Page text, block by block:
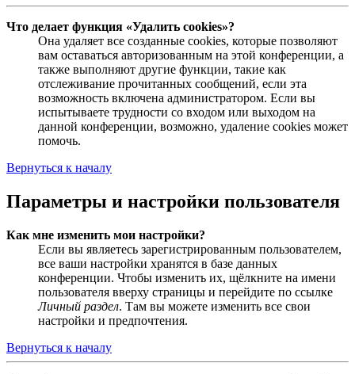
Что делает функция «Удалить cookies»?
Она удаляет все созданные cookies, которые позволяют
вам оставаться авторизованным на этой конференции, а
также выполняют другие функции, такие как
отслеживание прочитанных сообщений, если эта
возможность включена администратором. Если вы
испытываете трудности со входом или выходом на
данной конференции, возможно, удаление cookies может
помочь.
Вернуться к началу
Параметры и настройки пользователя
Как мне изменить мои настройки?
Если вы являетесь зарегистрированным пользователем,
все ваши настройки хранятся в базе данных
конференции. Чтобы изменить их, щёлкните на имени
пользователя вверху страницы и перейдите по ссылке
Личный раздел. Там вы можете изменить все свои
настройки и предпочтения.
Вернуться к началу